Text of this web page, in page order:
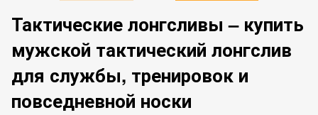
Тактические лонгсливы – купить
мужской тактический лонгслив
для службы, тренировок и
повседневной носки